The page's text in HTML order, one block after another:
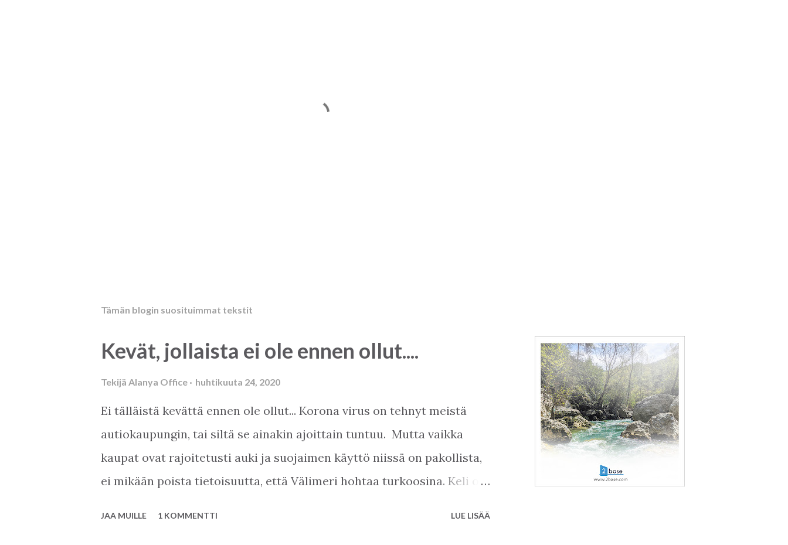
Tämän blogin suosituimmat tekstit
Kevät, jollaista ei ole ennen ollut....
Tekijä Alanya Office huhtikuuta 24, 2020
Ei tälläistä kevättä ennen ole ollut... Korona virus on tehnyt meistä
autiokaupungin, tai siltä se ainakin ajoittain tuntuu. Mutta vaikka
kaupat ovat rajoitetusti auki ja suojaimen käyttö niissä on pakollista,
ei mikään poista tietoisuutta, että Välimeri hohtaa turkoosina. Keli on
JAA MUILLE 1 KOMMENTTI LUE LISÄÄ